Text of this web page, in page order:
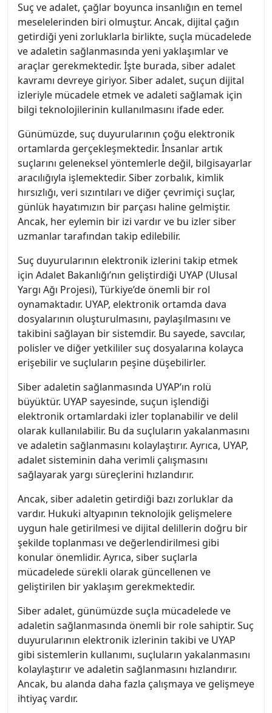
Suç ve adalet, çağlar boyunca insanlığın en temel
meselelerinden biri olmuştur. Ancak, dijital çağın
getirdiği yeni zorluklarla birlikte, suçla mücadelede
ve adaletin sağlanmasında yeni yaklaşımlar ve
araçlar gerekmektedir. İşte burada, siber adalet
kavramı devreye giriyor. Siber adalet, suçun dijital
izleriyle mücadele etmek ve adaleti sağlamak için
bilgi teknolojilerinin kullanılmasını ifade eder.
Günümüzde, suç duyurularının çoğu elektronik
ortamlarda gerçekleşmektedir. İnsanlar artık
suçlarını geleneksel yöntemlerle değil, bilgisayarlar
aracılığıyla işlemektedir. Siber zorbalık, kimlik
hırsızlığı, veri sızıntıları ve diğer çevrimiçi suçlar,
günlük hayatımızın bir parçası haline gelmiştir.
Ancak, her eylemin bir izi vardır ve bu izler siber
uzmanlar tarafından takip edilebilir.
Suç duyurularının elektronik izlerini takip etmek
için Adalet Bakanlığı’nın geliştirdiği UYAP (Ulusal
Yargı Ağı Projesi), Türkiye’de önemli bir rol
oynamaktadır. UYAP, elektronik ortamda dava
dosyalarının oluşturulmasını, paylaşılmasını ve
takibini sağlayan bir sistemdir. Bu sayede, savcılar,
polisler ve diğer yetkililer suç dosyalarına kolayca
erişebilir ve suçluların peşine düşebilirler.
Siber adaletin sağlanmasında UYAP’ın rolü
büyüktür. UYAP sayesinde, suçun işlendiği
elektronik ortamlardaki izler toplanabilir ve delil
olarak kullanılabilir. Bu da suçluların yakalanmasını
ve adaletin sağlanmasını kolaylaştırır. Ayrıca, UYAP,
adalet sisteminin daha verimli çalışmasını
sağlayarak yargı süreçlerini hızlandırır.
Ancak, siber adaletin getirdiği bazı zorluklar da
vardır. Hukuki altyapının teknolojik gelişmelere
uygun hale getirilmesi ve dijital delillerin doğru bir
şekilde toplanması ve değerlendirilmesi gibi
konular önemlidir. Ayrıca, siber suçlarla
mücadelede sürekli olarak güncellenen ve
geliştirilen bir yaklaşım gerekmektedir.
Siber adalet, günümüzde suçla mücadelede ve
adaletin sağlanmasında önemli bir role sahiptir. Suç
duyurularının elektronik izlerinin takibi ve UYAP
gibi sistemlerin kullanımı, suçluların yakalanmasını
kolaylaştırır ve adaletin sağlanmasını hızlandırır.
Ancak, bu alanda daha fazla çalışmaya ve gelişmeye
ihtiyaç vardır.